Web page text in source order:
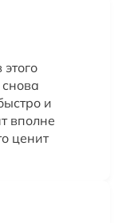
и
вполне
ценит